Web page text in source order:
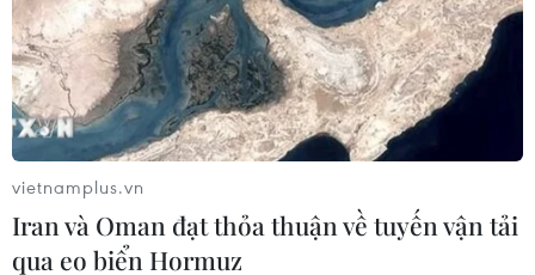
đương miễn phí 50.000 đồng/thẻ.
vietnamplus.vn
Iran và Oman đạt thỏa thuận về tuyến vận tải
qua eo biển Hormuz